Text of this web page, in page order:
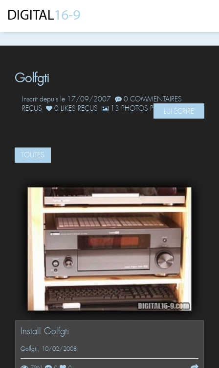
Golfgti
Inscrit depuis le 17/09/2007
0 COMMENTAIRES
REÇUS
0 LIKES REÇUS 13 PHOTOS POSTÉESLUI ÉCRIRE
TOUTES
Install Golfgti
Golfgti, 10/02/2008